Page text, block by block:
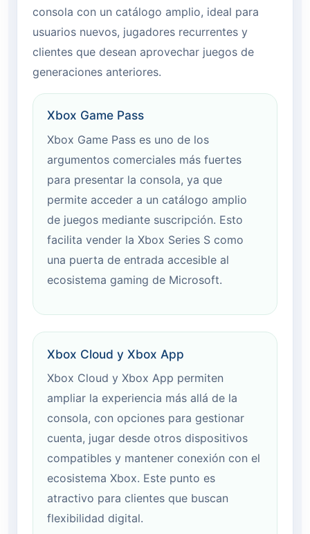
consola con un catálogo amplio, ideal para
usuarios nuevos, jugadores recurrentes y
clientes que desean aprovechar juegos de
generaciones anteriores.
Xbox Game Pass
Xbox Game Pass es uno de los
argumentos comerciales más fuertes
para presentar la consola, ya que
permite acceder a un catálogo amplio
de juegos mediante suscripción. Esto
facilita vender la Xbox Series S como
una puerta de entrada accesible al
ecosistema gaming de Microsoft.
Xbox Cloud y Xbox App
Xbox Cloud y Xbox App permiten
ampliar la experiencia más allá de la
consola, con opciones para gestionar
cuenta, jugar desde otros dispositivos
compatibles y mantener conexión con el
ecosistema Xbox. Este punto es
atractivo para clientes que buscan
flexibilidad digital.